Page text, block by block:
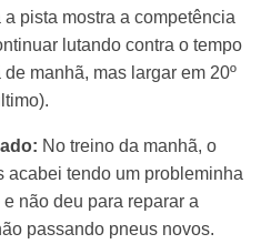
pista mostra a competência
lutando contra o tempo
manhã, mas largar em 20º
No treino da manhã, o
acabei tendo um probleminha
não deu para reparar a
passando pneus novos.